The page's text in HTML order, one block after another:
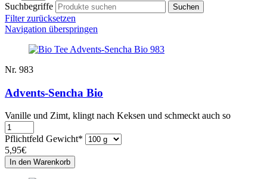
Suchbegriffe
Filter zurücksetzen
Navigation überspringen
Nr. 983
Advents-Sencha Bio
Vanille und Zimt, klingt nach Keksen und schmeckt auch so
Pflichtfeld Gewicht*
5,95€